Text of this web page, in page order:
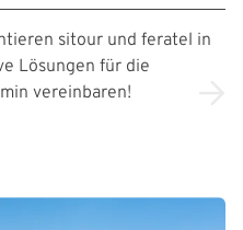
sitour und feratel in
Lösungen für die
vereinbaren!